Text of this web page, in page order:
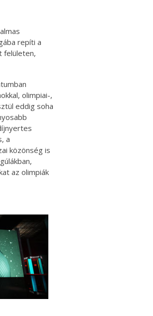
repíti a
felületen,
olimpiai-,
eddig soha
a
közönség is
az olimpiák